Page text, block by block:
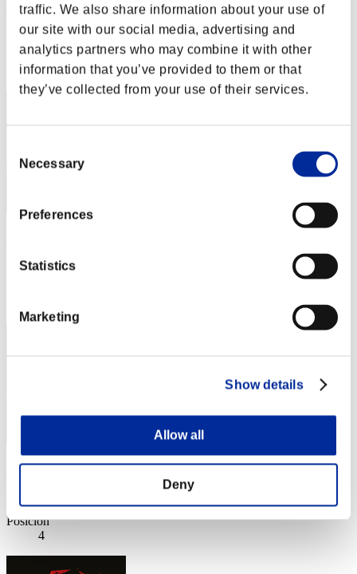
traffic. We also share information about your use of
our site with our social media, advertising and
analytics partners who may combine it with other
information that you’ve provided to them or that
they’ve collected from your use of their services.
Selection
Necessary
Preferences
Statistics
Marketing
Show details
Allow all
Deny
Hilda Guardian
Puntos:Lv:1/01'40"65
Posición
2
Puntos:Lv:1/01'46"92
Posición
4